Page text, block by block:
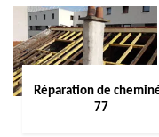
Réparation de
77